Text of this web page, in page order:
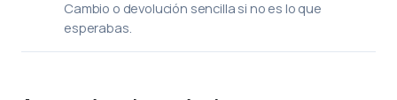
Cambio o devolución sencilla si no es lo que
esperabas.